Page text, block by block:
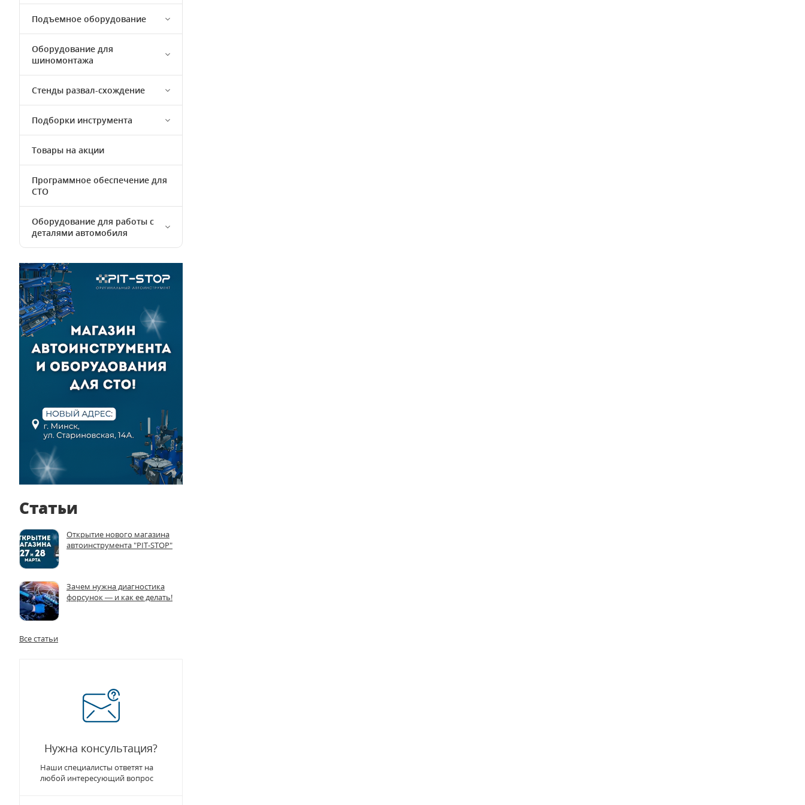
Подъемное оборудование
Оборудование для
шиномонтажа
Стенды развал-схождение
Подборки инструмента
Товары на акции
Программное обеспечение для
СТО
Оборудование для работы с
деталями автомобиля
Статьи
Открытие нового магазина
автоинструмента "PIT-STOP"
Зачем нужна диагностика
форсунок — и как ее делать!
Все статьи
Нужна консультация?
Наши специалисты ответят на
любой интересующий вопрос